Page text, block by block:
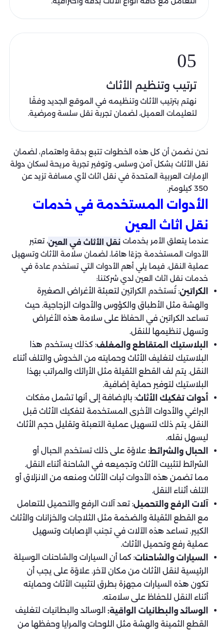
05
ترتيب وتنظيم الأثاث
نهتم بترتيب الأثاث وتنظيمه في الموقع الجديد وفقًا
لتعليمات العميل، لضمان تجربة نقل سلسة ومرضية.
نحن نضمن أن كل هذه الخطوات تتبع بدقة واهتمام، لضمان
نقل الأثاث بشكل آمن وسلس، وتوفير تجربة مريحة لسكان دولة
الإمارات العربية المتحدة في نقل اثاث لأي مسافة تزيد عن
350 كيلومتر.
الأدوات المستخدمة في خدمات
نقل اثاث العين
عندما يتعلق الأمر بخدمات نقل الأثاث في العين، تعتبر
الأدوات المستخدمة جزءًا هامًا، لضمان سلامة الأثاث وتسهيل
عملية النقل. فيما يلي أهم الأدوات التي تستخدم عادة في
خدمات نقل اثاث العين لدي شركتنا:
الكراتين: تُستخدم الكراتين لتعبئة الأغراض الصغيرة
والهشة مثل الأطباق والكؤوس والأدوات الزجاجية. حيث
تساعد الكراتين في الحفاظ على سلامة هذه الأغراض
وتسهل تنظيمها للنقل.
البلاستيك المتقاطع والمغلف: كذلك يستخدم هذا
البلاستيك لتغليف الأثاث وحمايته من الخدوش والتلف أثناء
النقل. يتم لف القطع الثقيلة مثل الأرائك والمراتب بهذا
البلاستيك لتوفير حماية إضافية.
أدوات تفكيك الأثاث: بالإضافة إلى أنها تشمل مفكات
البراغي والأدوات الأخرى المستخدمة لتفكيك الأثاث قبل
النقل. يتم ذلك لتسهيل عملية التعبئة وتقليل حجم الأثاث
ليسهل نقله.
الحبال والشرائط: علاوًة على ذلك تستخدم الحبال أو
الشرائط لتثبيت الأثاث وتجميعه في الشاحنة أثناء النقل.
مما تضمن هذه الأدوات ثبات الأثاث ومنعه من الانزلاق أو
التلف أثناء النقل.
آلات الرفع والتحميل: تعد آلات الرفع والتحميل للتعامل
مع القطع الثقيلة والضخمة مثل الثلاجات والخزانات والأثاث
الكبير. تساعد هذه الآلات في تجنب الإصابات وتسهيل
عملية رفع وتحميل الأثاث.
السيارات والشاحنات: كما أن السيارات والشاحنات الوسيلة
الرئيسية لنقل الأثاث من مكان لآخر. علاوًة على يجب أن
تكون هذه السيارات مجهزة بطرق لتثبيت الأثاث وحمايته
أثناء النقل للحفاظ على سلامته.
الوسائد والبطانيات الواقية: الوسائد والبطانيات لتغليف
القطع الثمينة والهشة مثل اللوحات والمرايا وحفظها من